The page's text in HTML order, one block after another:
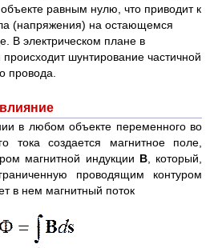
равным нулю, что приводит к
(напряжения) на остающемся
В электрическом плане в
происходит шунтирование частичной
провода.
объекте переменного во
тока создается магнитное поле,
магнитной индукции B, который,
проводящим контуром
в нем магнитный поток